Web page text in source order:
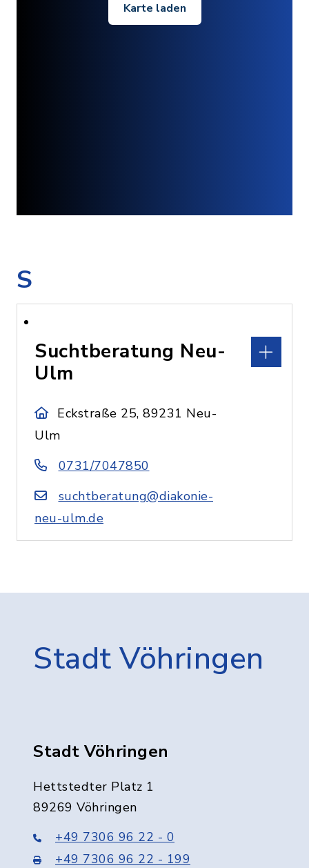
Karte laden
S
Suchtberatung Neu-
Ulm
Eckstraße 25, 89231 Neu-
Ulm
0731/7047850
suchtberatung@diakonie-
neu-ulm.de
Stadt Vöhringen
Stadt Vöhringen
Hettstedter Platz 1
89269 Vöhringen
+49 7306 96 22 - 0
+49 7306 96 22 - 199